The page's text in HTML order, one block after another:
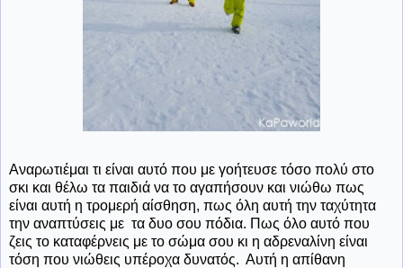
Αναρωτιέμαι τι είναι αυτό που με γοήτευσε τόσο πολύ στο
σκι και θέλω τα παιδιά να το αγαπήσουν και νιώθω πως
είναι αυτή η τρομερή αίσθηση, πως όλη αυτή την ταχύτητα
την αναπτύσεις με τα δυο σου πόδια. Πως όλο αυτό που
ζεις το καταφέρνεις με το σώμα σου κι η αδρεναλίνη είναι
τόση που νιώθεις υπέροχα δυνατός. Αυτή η απίθανη